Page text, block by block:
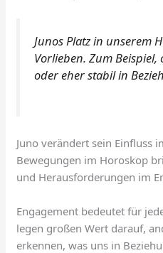
Junos Platz in unserem
Vorlieben. Zum
oder eher stabil in
Juno verändert sein Einfluss
Bewegungen im Horoskop
und Herausforderungen im
Engagement bedeutet für
legen großen Wert darauf,
erkennen, was uns in